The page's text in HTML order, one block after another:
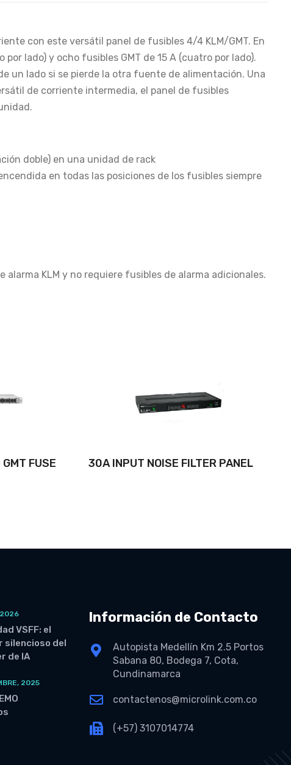
con este versátil panel de fusibles 4/4 KLM/GMT. En
lado) y ocho fusibles GMT de 15 A (cuatro por lado).
un lado si se pierde la otra fuente de alimentación. Una
de corriente intermedia, el panel de fusibles
doble) en una unidad de rack
en todas las posiciones de los fusibles siempre
KLM y no requiere fusibles de alarma adicionales.
FUSE
30A INPUT NOISE FILTER PANEL
2026
VSFF: el
silencioso del
de IA
2025
Información de Contacto
Autopista Medellín Km 2.5 Portos
Sabana 80, Bodega 7, Cota,
Cundinamarca
contactenos@microlink.com.co
(+57) 3107014774